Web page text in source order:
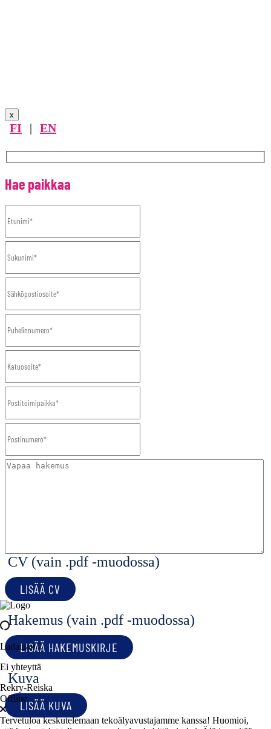
Ladataan...
Ei yhteyttä
Rekry-Reiska
Offline
Tervetuloa keskutelemaan tekoälyavustajamme kanssa! Huomioi,
x
FI | EN
Hae paikkaa
CV (vain .pdf -muodossa)
LISÄÄ CV
Hakemus (vain .pdf -muodossa)
LISÄÄ HAKEMUSKIRJE
Kuva
LISÄÄ KUVA